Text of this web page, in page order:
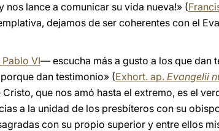
lance a comunicar su vida nueva!» (
dejamos de ser coherentes con el
Pablo VI— escucha más a gusto a los que dan
dan testimonio» (Exhort. ap. Evangelii
que nos amó hasta el extremo, es el
a la unidad de los presbíteros con su
con su propio superior y entre ellos